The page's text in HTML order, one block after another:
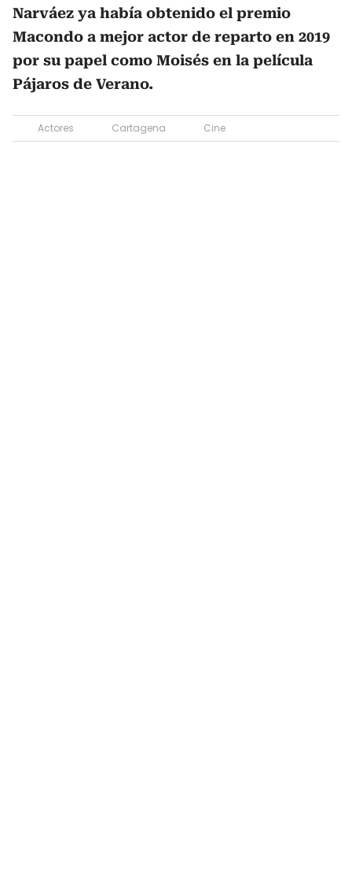
Narváez ya había obtenido el premio
Macondo a mejor actor de reparto en 2019
por su papel como Moisés en la película
Pájaros de Verano.
Actores Cartagena Cine